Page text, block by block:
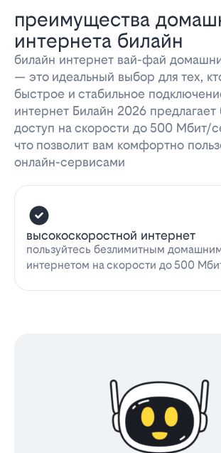
преимущества
интернета билайн
билайн интернет вай-фай
— это идеальный выбор для тех,
быстрое и стабильное
интернет Билайн 2026
доступ на скорости до 500 Мбит/
что позволит вам комфортно
онлайн-сервисами
высокоскоростной интернет
пользуйтесь безлимитным
интернетом на скорости до 500